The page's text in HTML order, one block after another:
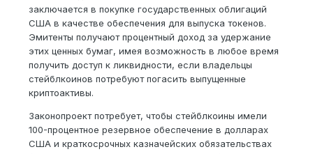
заключается в покупке государственных облигаций
США в качестве обеспечения для выпуска токенов.
Эмитенты получают процентный доход за удержание
этих ценных бумаг, имея возможность в любое время
получить доступ к ликвидности, если владельцы
стейблкоинов потребуют погасить выпущенные
криптоактивы.
Законопроект потребует, чтобы стейблкоины имели
100-процентное резервное обеспечение в долларах
США и краткосрочных казначейских обязательствах